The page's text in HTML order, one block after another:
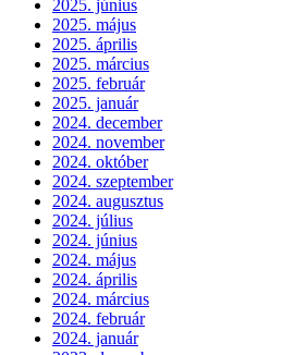
2025. június
2025. május
2025. április
2025. március
2025. február
2025. január
2024. december
2024. november
2024. október
2024. szeptember
2024. augusztus
2024. július
2024. június
2024. május
2024. április
2024. március
2024. február
2024. január